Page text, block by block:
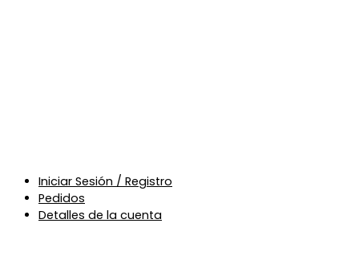
Iniciar Sesión / Registro
Pedidos
Detalles de la cuenta